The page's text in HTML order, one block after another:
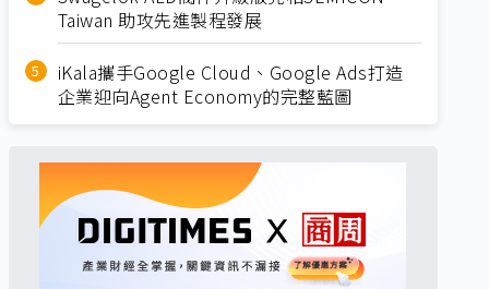
Taiwan 助攻先進製程發展
iKala攜手Google Cloud、Google Ads打造
企業迎向Agent Economy的完整藍圖